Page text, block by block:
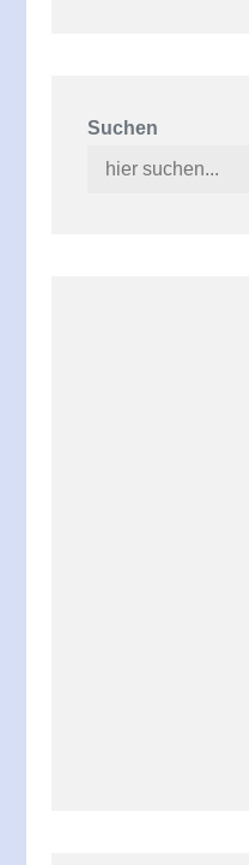
Suchen